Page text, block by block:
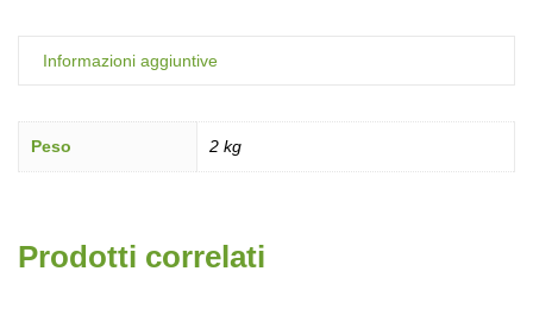
Informazioni aggiuntive
Peso 2 kg
Prodotti correlati